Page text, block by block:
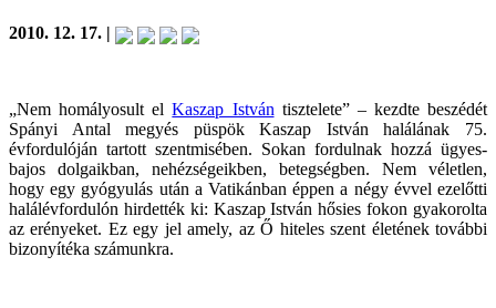
2010. 12. 17. |
„Nem homályosult elKaszap István tisztelete” – kezdte beszédét
Spányi Antal megyés püspök Kaszap István halálának 75.
évfordulóján tartott szentmisében. Sokan fordulnak hozzá ügyes-
bajos dolgaikban, nehézségeikben, betegségben. Nem véletlen,
hogy egy gyógyulás után a Vatikánban éppen a négy évvel ezelőtti
halálévfordulón hirdették ki: Kaszap István hősies fokon gyakorolta
az erényeket. Ez egy jel amely, az Ő hiteles szent életének további
bizonyítéka számunkra.